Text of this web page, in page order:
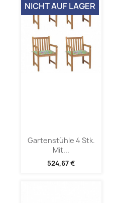
Gartenstühle 4 Stk.
Mit...
524,67 €
NICHT AUF LAGER